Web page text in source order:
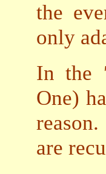
the
only
In the
One)
are